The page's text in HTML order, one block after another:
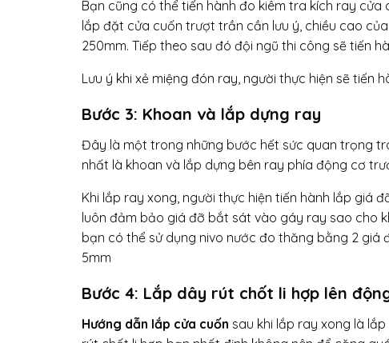
Bạn cũng có thể tiến hành đo kiêm tra kích ray
lắp đặt cửa cuốn trượt trần cần lưu ý, chiều cao
250mm. Tiếp theo sau đó đội ngũ thi công sẽ tiến
Lưu ý khi xẻ miệng đón ray, người thực hiện sẽ tiến
Bước 3: Khoan và lắp dựng ray
Đây là một trong những bước hết sức quan trọng
nhất là khoan và lắp dựng bên ray phía động cơ
Khi lắp ray xong, người thực hiện tiến hành lắp giá
luôn đảm bảo giá đỡ bắt sát vào gáy ray sao cho
bạn có thể sử dụng nivo nước đo thăng bằng 2 giá
5mm
Bước 4: Lắp dây rút chốt li hợp lên
Hướng dẫn lắp cửa cuốn sau khi lắp ray xong là